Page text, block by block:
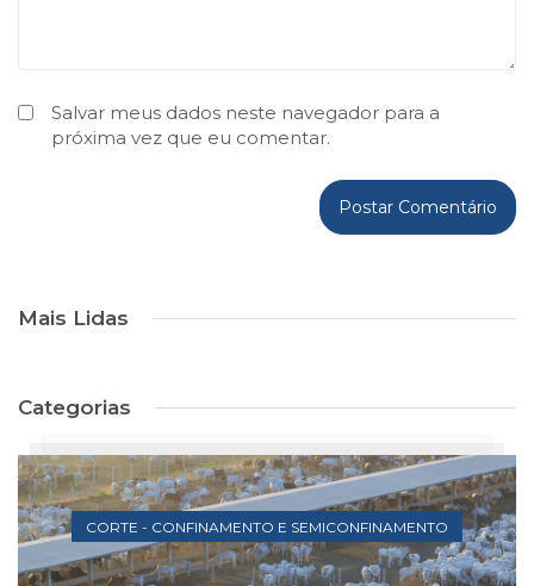
Salvar meus dados neste navegador para a
próxima vez que eu comentar.
Mais Lidas
Categorias
CORTE - CONFINAMENTO E SEMICONFINAMENTO